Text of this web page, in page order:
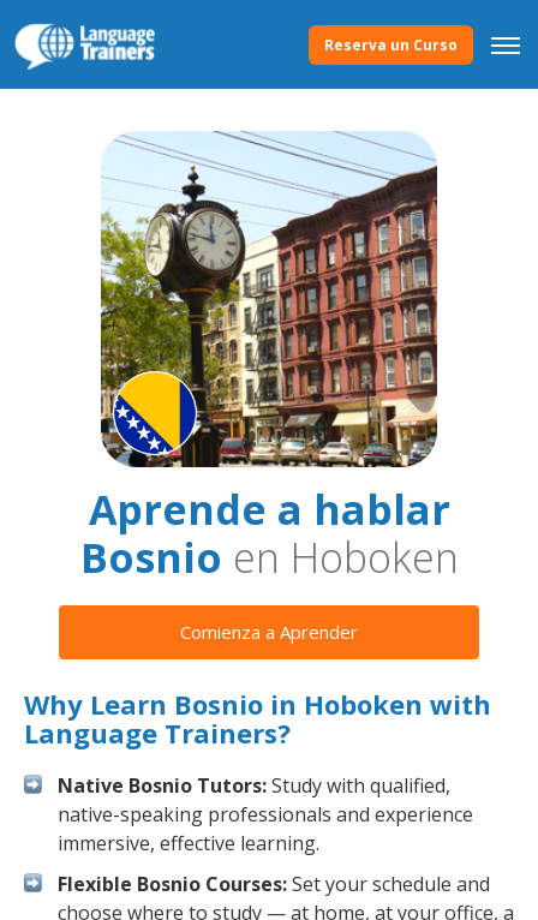
Reserva un Curso
Aprende a hablar
Bosnio en Hoboken
Comienza a Aprender
Why Learn Bosnio in Hoboken with
Language Trainers?
Native Bosnio Tutors:Study with qualified,
native-speaking professionals and experience
immersive, effective learning.
Flexible Bosnio Courses:Set your schedule and
choose where to study — at home, at your office, a